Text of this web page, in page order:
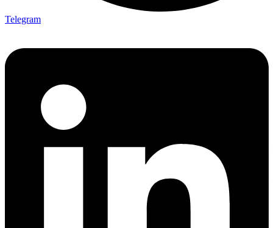
Telegram